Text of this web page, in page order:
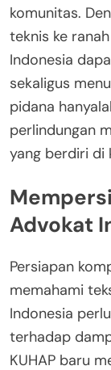
komunitas.
teknis ke
Indonesia
sekaligus
pidana
perlindungan
yang berdiri di
Advokat
Persiapan
memahami
Indonesia
terhadap
KUHAP baru